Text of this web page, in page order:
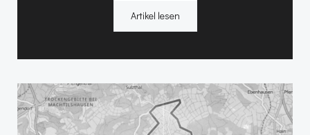
Artikel lesen